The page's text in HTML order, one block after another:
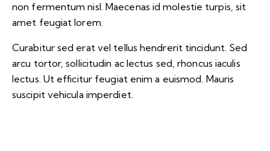
non fermentum nisl. Maecenas id molestie turpis, sit
amet feugiat lorem.
Curabitur sed erat vel tellus hendrerit tincidunt. Sed
arcu tortor, sollicitudin ac lectus sed, rhoncus iaculis
lectus. Ut efficitur feugiat enim a euismod. Mauris
suscipit vehicula imperdiet.